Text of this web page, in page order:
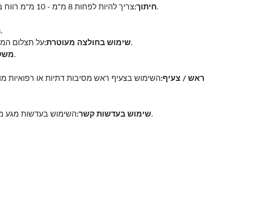
חיתוך:צריך להיות לפחות 8 מ"מ - 10 מ"מ רווח בחלק העליון של הצילום בין קצה התצלום לכתר / ראשו של האדם בכדי לאפשר "חיתוך" של הצילום.
הצילום צריך להיות נקי מסימני דיו, לכלוך, שומן, טביעות אצבעות וכתמי הדבק.
שימוש בחולצה מעוטרת:על תצלום המועמד להראות לו לבושה לבוש הגון עם צווארון (ללא שרוולים קצרים / שרוולים / צווארון צולל לנשים).
מקובל להשתמש במשקפי ראיה בתנאי שאין בוהק מהמשקפיים והעיניים מוצגות באופן ברור.
ראש / צעיף:השימוש בצעיף ראש מסיבות דתיות או רפואיות
שימוש בעדשות קשר:השימוש בעדשות מגע מסיבות רפואיות הוא בסדר, בתנאי שעדשות המגע אינן משנה את צבע העיניים האמיתי של המבקש.